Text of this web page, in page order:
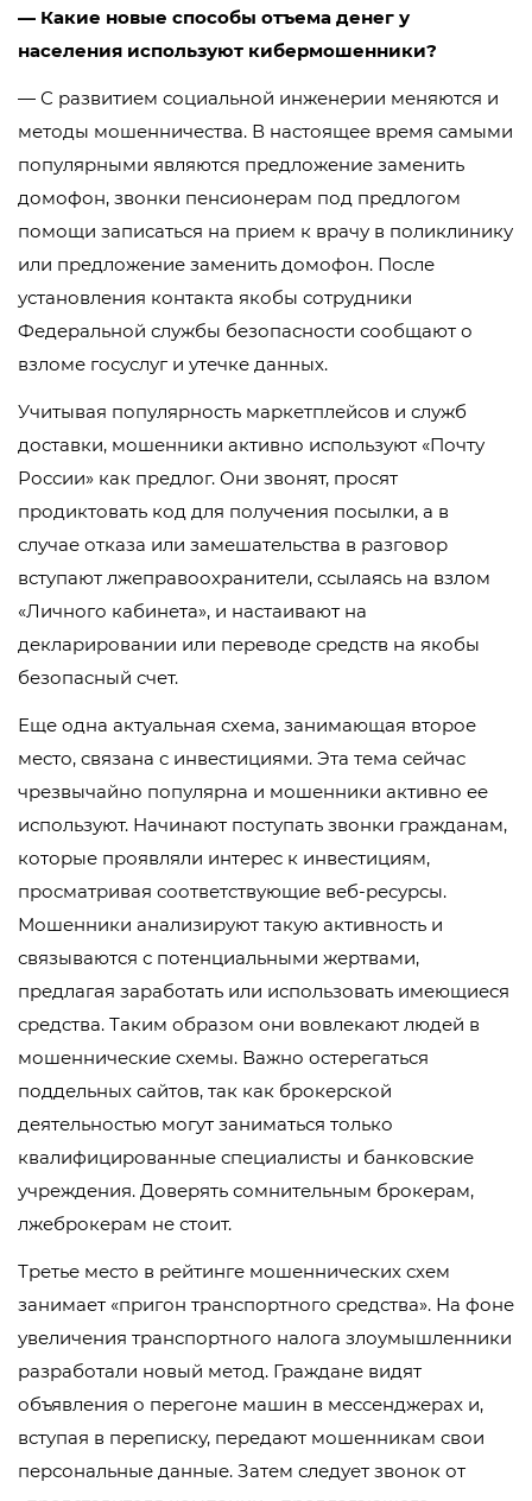
— Какие новые способы отъема денег у
населения используют кибермошенники?
— С развитием социальной инженерии меняются и
методы мошенничества. В настоящее время самыми
популярными являются предложение заменить
домофон, звонки пенсионерам под предлогом
помощи записаться на прием к врачу в поликлинику
или предложение заменить домофон. После
установления контакта якобы сотрудники
Федеральной службы безопасности сообщают о
взломе госуслуг и утечке данных.
Учитывая популярность маркетплейсов и служб
доставки, мошенники активно используют «Почту
России» как предлог. Они звонят, просят
продиктовать код для получения посылки, а в
случае отказа или замешательства в разговор
вступают лжеправоохранители, ссылаясь на взлом
«Личного кабинета», и настаивают на
декларировании или переводе средств на якобы
безопасный счет.
Еще одна актуальная схема, занимающая второе
место, связана с инвестициями. Эта тема сейчас
чрезвычайно популярна и мошенники активно ее
используют. Начинают поступать звонки гражданам,
которые проявляли интерес к инвестициям,
просматривая соответствующие веб-ресурсы.
Мошенники анализируют такую активность и
связываются с потенциальными жертвами,
предлагая заработать или использовать имеющиеся
средства. Таким образом они вовлекают людей в
мошеннические схемы. Важно остерегаться
поддельных сайтов, так как брокерской
деятельностью могут заниматься только
квалифицированные специалисты и банковские
учреждения. Доверять сомнительным брокерам,
лжеброкерам не стоит.
Третье место в рейтинге мошеннических схем
занимает «пригон транспортного средства». На фоне
увеличения транспортного налога злоумышленники
разработали новый метод. Граждане видят
объявления о перегоне машин в мессенджерах и,
вступая в переписку, передают мошенникам свои
персональные данные. Затем следует звонок от